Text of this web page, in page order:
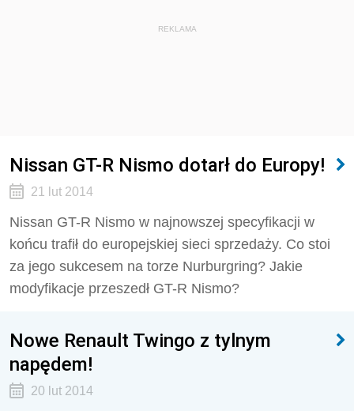
REKLAMA
Nissan GT-R Nismo dotarł do Europy!
21 lut 2014
Nissan GT-R Nismo w najnowszej specyfikacji w
końcu trafił do europejskiej sieci sprzedaży. Co stoi
za jego sukcesem na torze Nurburgring? Jakie
modyfikacje przeszedł GT-R Nismo?
Nowe Renault Twingo z tylnym
napędem!
20 lut 2014